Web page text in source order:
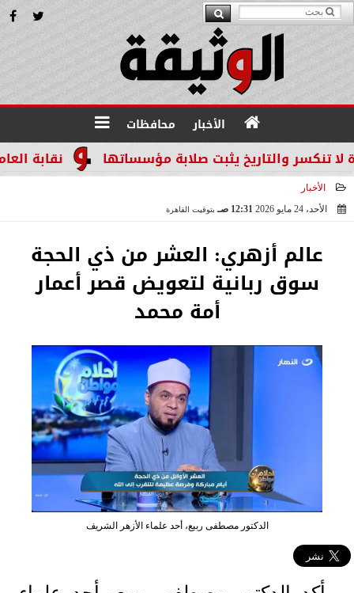
الأخبار محافظات
نقابة والتاريخ يثبت صلابة مؤسساتها
الأخبار
الأحد، 24 مايو 2026
12:31 صـ بتوقيت القاهرة
عالم أزهري: العشر من ذي الحجة
سوق ربانية لتعويض قصر أعمار
أمة محمد
الدكتور مصطفى ربيع، أحد علماء الأزهر الشريف